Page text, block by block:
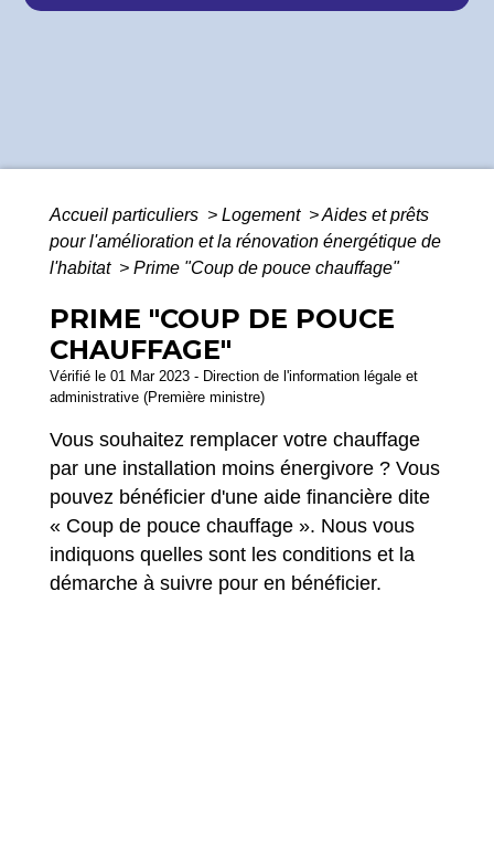
Accueil particuliers > Logement >Aides et prêts
pour l'amélioration et la rénovation énergétique de
l'habitat > Prime "Coup de pouce chauffage"
PRIME "COUP DE POUCE
CHAUFFAGE"
Vérifié le 01 Mar 2023 - Direction de l'information légale et
administrative (Première ministre)
Vous souhaitez remplacer votre chauffage
par une installation moins énergivore ? Vous
pouvez bénéficier d'une aide financière dite
« Coup de pouce chauffage ». Nous vous
indiquons quelles sont les conditions et la
démarche à suivre pour en bénéficier.